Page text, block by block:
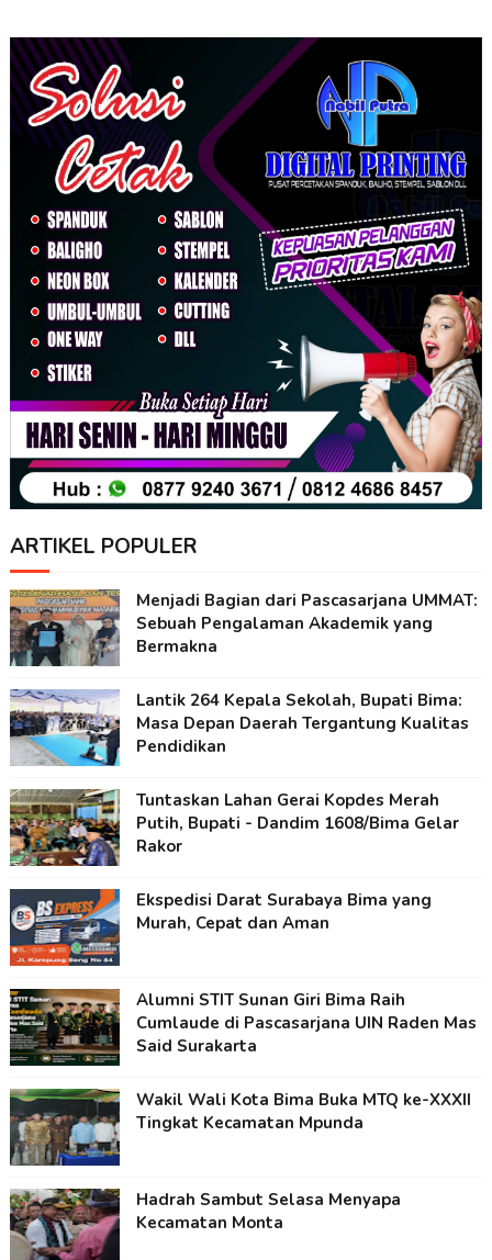
ARTIKEL POPULER
Menjadi Bagian dari Pascasarjana UMMAT:
Sebuah Pengalaman Akademik yang
Bermakna
Lantik 264 Kepala Sekolah, Bupati Bima:
Masa Depan Daerah Tergantung Kualitas
Pendidikan
Tuntaskan Lahan Gerai Kopdes Merah
Putih, Bupati - Dandim 1608/Bima Gelar
Rakor
Ekspedisi Darat Surabaya Bima yang
Murah, Cepat dan Aman
Alumni STIT Sunan Giri Bima Raih
Cumlaude di Pascasarjana UIN Raden Mas
Said Surakarta
Wakil Wali Kota Bima Buka MTQ ke-XXXII
Tingkat Kecamatan Mpunda
Hadrah Sambut Selasa Menyapa
Kecamatan Monta